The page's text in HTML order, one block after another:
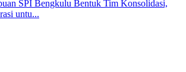
SPI Bengkulu Bentuk Tim Konsolidasi,
untu...